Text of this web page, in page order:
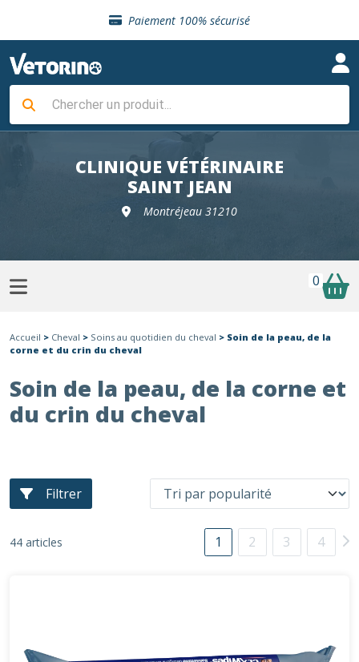
Paiement 100% sécurisé
Livraison gratuite en clinique vétérinaire
Sélection de croquettes vétérinaire
Livraison gratuite en clinique vétérinaire
Retour gratuit en clinique
CLINIQUE VÉTÉRINAIRE
SAINT JEAN
Montréjeau 31210
0
Accueil > Cheval > Soins au quotidien du cheval > Soin de la peau, de la
corne et du crin du cheval
Soin de la peau, de la corne et
du crin du cheval
Filtrer
44 articles 1 2 3 4